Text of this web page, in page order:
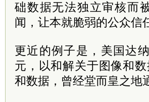
础数据无法独立审核而
闻，让本就脆弱的公众信
更近的例子是，美国达
元，以和解关于图像和
和数据，曾经堂而皇之地